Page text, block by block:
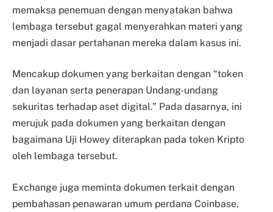
memaksa penemuan dengan menyatakan bahwa
lembaga tersebut gagal menyerahkan materi yang
menjadi dasar pertahanan mereka dalam kasus ini.
Mencakup dokumen yang berkaitan dengan “token
dan layanan serta penerapan Undang-undang
sekuritas terhadap aset digital.” Pada dasarnya, ini
merujuk pada dokumen yang berkaitan dengan
bagaimana Uji Howey diterapkan pada token Kripto
oleh lembaga tersebut.
Exchange juga meminta dokumen terkait dengan
pembahasan penawaran umum perdana Coinbase,